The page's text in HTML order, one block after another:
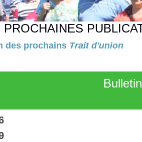
des prochains Trait d'union